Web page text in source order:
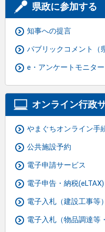
県政に参加する
知事への提言
パブリックコメント（
e・アンケートモニター
オンライン行政
やまぐちオンライン手
公共施設予約
電子申請サービス
電子申告・納税(eLTAX)
電子入札（建設工事等）
電子入札（物品調達等